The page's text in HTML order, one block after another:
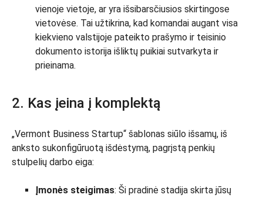
vienoje vietoje, ar yra išsibarsčiusios skirtingose
vietovėse. Tai užtikrina, kad komandai augant visa
kiekvieno valstijoje pateikto prašymo ir teisinio
dokumento istorija išliktų puikiai sutvarkyta ir
prieinama.
2. Kas įeina į komplektą
„Vermont Business Startup“ šablonas siūlo išsamų, iš
anksto sukonfigūruotą išdėstymą, pagrįstą penkių
stulpelių darbo eiga:
Įmonės steigimas: Ši pradinė stadija skirta jūsų